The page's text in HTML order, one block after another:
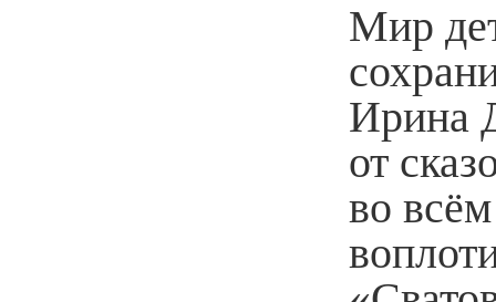
Мир
Ирина
от
во